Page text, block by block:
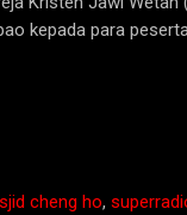
kepada para
cheng ho,